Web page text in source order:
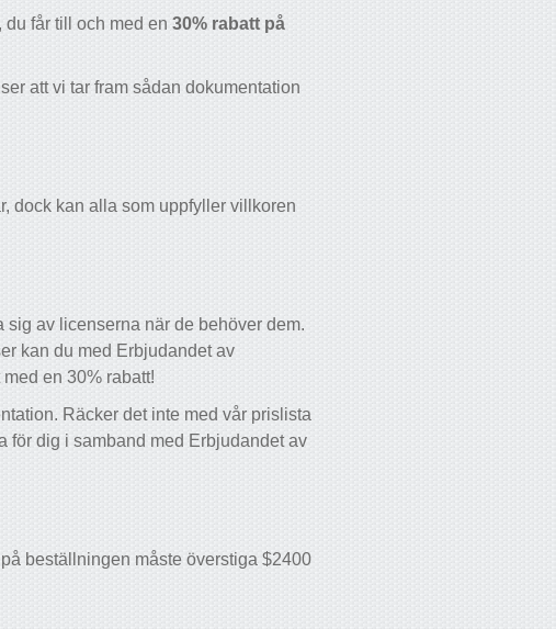
får till och med en 30% rabatt på
att vi tar fram sådan dokumentation
dock kan alla som uppfyller villkoren
av licenserna när de behöver dem.
kan du med Erbjudandet av
en 30% rabatt!
Räcker det inte med vår prislista
för dig i samband med Erbjudandet av
beställningen måste överstiga $2400